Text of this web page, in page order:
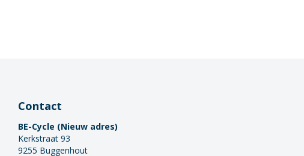
Contact
BE-Cycle (Nieuw adres)
Kerkstraat 93
9255 Buggenhout